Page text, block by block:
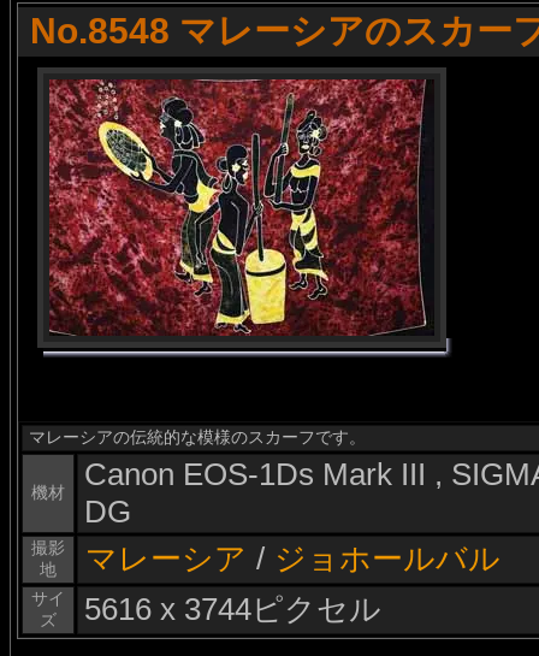
No.8548 マレーシアのスカー
マレーシアの伝統的な模様のスカーフです。
機材
Canon EOS-1Ds Mark III ,
DG
撮影
地
マレーシア / ジョホールバル
サイ
ズ
5616 x 3744ピクセル